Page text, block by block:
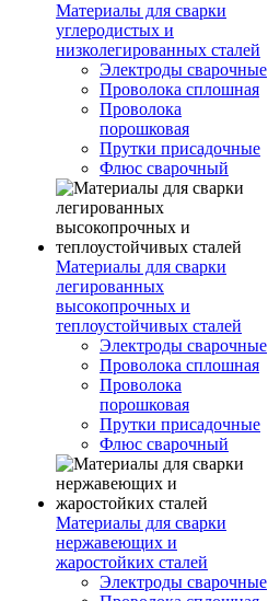
Материалы для сварки
углеродистых и
низколегированных сталей
Электроды сварочные
Проволока сплошная
Проволока
порошковая
Прутки присадочные
Флюс сварочный
Материалы для сварки
легированных
высокопрочных и
теплоустойчивых сталей
Электроды сварочные
Проволока сплошная
Проволока
порошковая
Прутки присадочные
Флюс сварочный
Материалы для сварки
нержавеющих и
жаростойких сталей
Электроды сварочные